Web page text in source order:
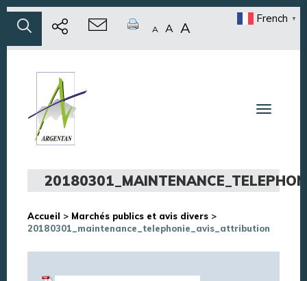
A A A
French ▼
Toggle
Accueil > Marchés publics et avis divers >
20180301_maintenance_telephonie_avis_attribution